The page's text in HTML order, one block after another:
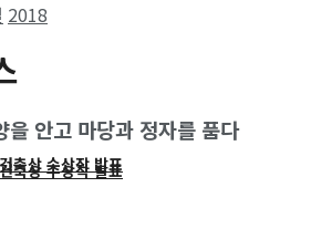
축상 수상작 발표
축상 수상작 발표
2018
을 안고 마당과 정자를 품다